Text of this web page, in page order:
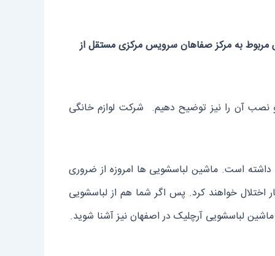
به مرکز صفاهان سرویس مرکزی مستقل از
نصب آن را نیز توضیح دهیم. شرکت لوازم خانگی
داشته است. ماشین لباسشویی ها امروزه از ضروری
اختلال خواهند کرد. پس اگر شما هم از لباسشویی
لباسشویی آرچلیک در اصفهان نیز آشنا شوید.